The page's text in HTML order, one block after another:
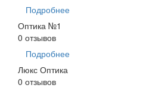
Подробнее
Оптика №1
0 отзывов
Подробнее
Люкс Оптика
0 отзывов